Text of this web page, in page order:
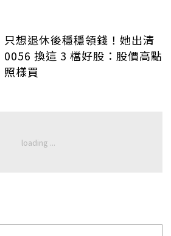
只想退休後穩穩領錢！她出清
0056 換這 3 檔好股：股價高點
照樣買